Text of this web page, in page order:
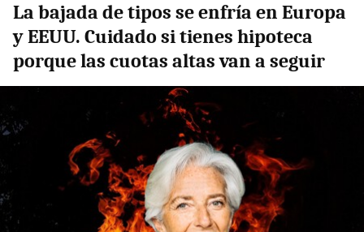
La bajada de tipos se enfría en Europa
y EEUU. Cuidado si tienes hipoteca
porque las cuotas altas van a seguir